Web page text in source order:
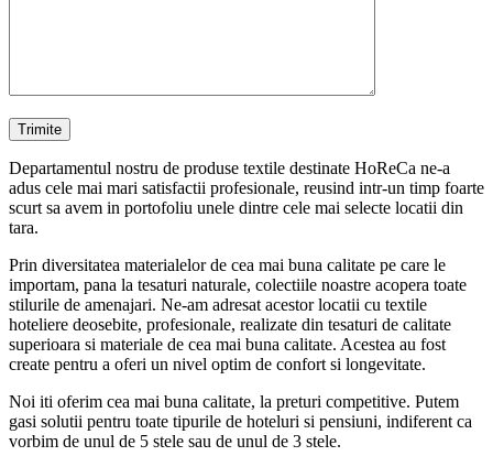
Departamentul nostru de produse textile destinate HoReCa ne-a
adus cele mai mari satisfactii profesionale, reusind intr-un timp foarte
scurt sa avem in portofoliu unele dintre cele mai selecte locatii din
tara.
Prin diversitatea materialelor de cea mai buna calitate pe care le
importam, pana la tesaturi naturale, colectiile noastre acopera toate
stilurile de amenajari. Ne-am adresat acestor locatii cu textile
hoteliere deosebite, profesionale, realizate din tesaturi de calitate
superioara si materiale de cea mai buna calitate. Acestea au fost
create pentru a oferi un nivel optim de confort si longevitate.
Noi iti oferim cea mai buna calitate, la preturi competitive. Putem
gasi solutii pentru toate tipurile de hoteluri si pensiuni, indiferent ca
vorbim de unul de 5 stele sau de unul de 3 stele.